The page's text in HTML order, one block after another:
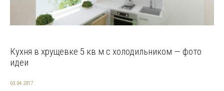
Кухня в хрущевке 5 кв м с холодильником — фото
идеи
03.04.2017